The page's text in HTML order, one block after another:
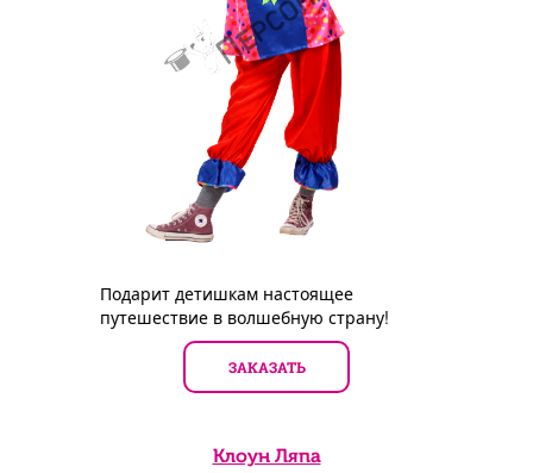
Подарит детишкам настоящее
путешествие в волшебную страну!
ЗАКАЗАТЬ
Клоун Ляпа